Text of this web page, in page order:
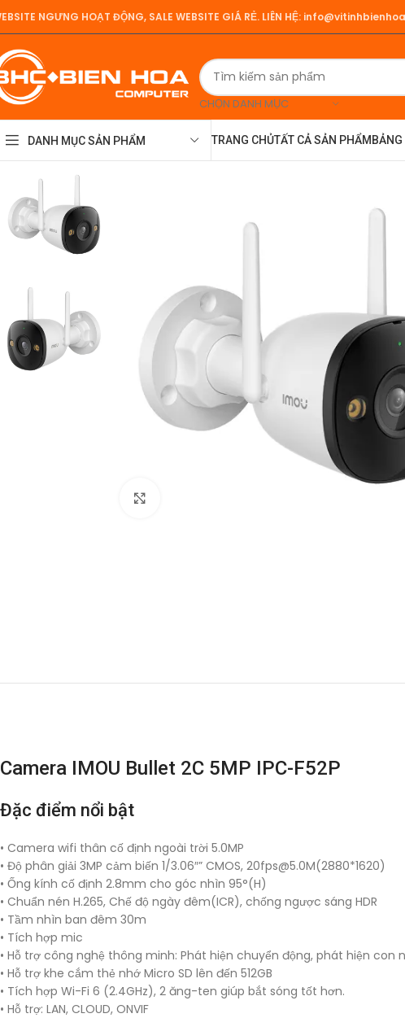
NGƯNG HOẠT ĐỘNG, SALE WEBSITE GIÁ RẺ. LIÊN HỆ:
CHỌN DANH MỤC
DANH MỤC SẢN PHẨM TRANG CHỦTẤT CẢ SẢN PHẨM
Camera IMOU Bullet 2C 5MP IPC-F52P
Đặc điểm nổi bật
• Camera wifi thân cố định ngoài trời 5.0MP
• Độ phân giải 3MP cảm biến 1/3.06″” CMOS, 20fps@5.0M(2880*1620)
• Ống kính cố định 2.8mm cho góc nhìn 95°(H)
• Chuẩn nén H.265, Chế độ ngày đêm(ICR), chống ngược sáng HDR
• Tầm nhìn ban đêm 30m
• Tích hợp mic
• Hỗ trợ công nghệ thông minh: Phát hiện chuyển động, phát hiện con
• Hỗ trợ khe cắm thẻ nhớ Micro SD lên đến 512GB
• Tích hợp Wi-Fi 6 (2.4GHz), 2 ăng-ten giúp bắt sóng tốt hơn.
• Hỗ trợ: LAN, CLOUD, ONVIF